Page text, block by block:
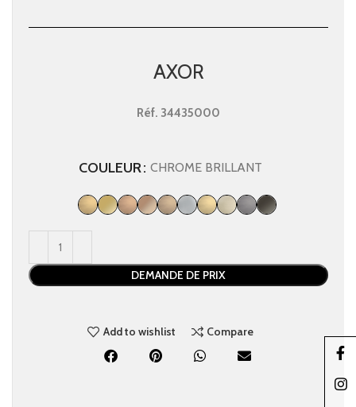
AXOR
Réf. 34435000
COULEUR CHROME BRILLANT
DEMANDE DE PRIX
Add to wishlist Compare